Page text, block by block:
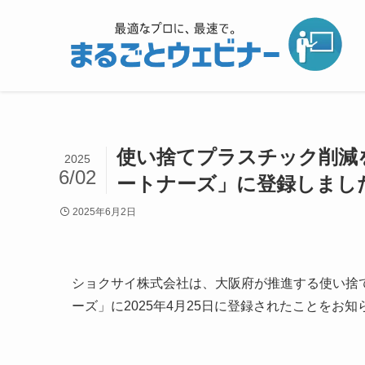
使い捨てプラスチック削
ートナーズ」に登録しまし
2025
6/02
2025年6月2日
ショクサイ株式会社は、大阪府が推進する使い
ーズ」に2025年4月25日に登録されたことをお知